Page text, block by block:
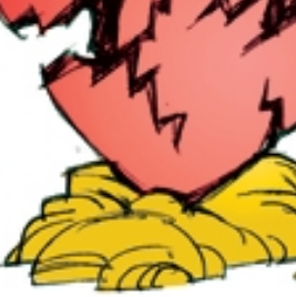
تخفیف ویژه!